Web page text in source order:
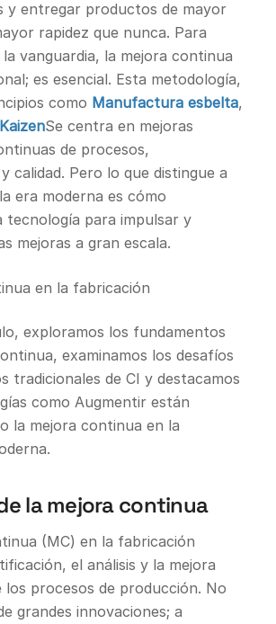
y entregar productos de mayor
rapidez que nunca. Para
vanguardia, la mejora continua
es esencial. Esta metodología,
como Manufactura esbelta,
KaizenSe centra en mejoras
de procesos,
calidad. Pero lo que distingue a
era moderna es cómo
tecnología para impulsar y
mejoras a gran escala.
exploramos los fundamentos
examinamos los desafíos
tradicionales de CI y destacamos
como Augmentir están
la mejora continua en la
la mejora continua
(MC) en la fabricación
el análisis y la mejora
los procesos de producción. No
grandes innovaciones; a